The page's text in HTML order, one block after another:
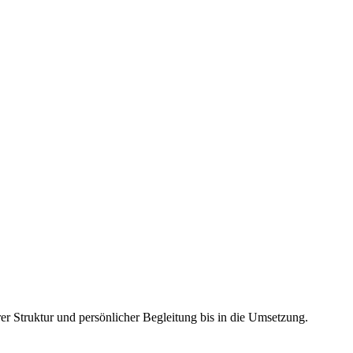
Struktur und persönlicher Begleitung bis in die Umsetzung.